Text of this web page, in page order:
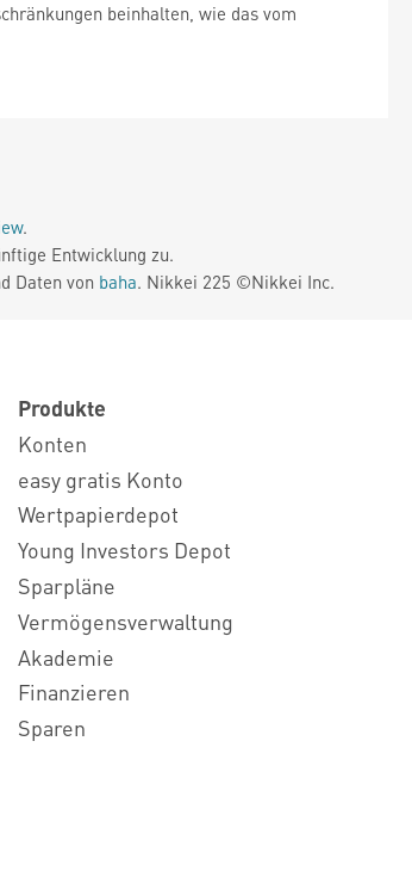
beinhalten, wie das vom
.
Entwicklung zu.
Daten von baha. Nikkei 225 ©Nikkei Inc.
Produkte
Konten
easy gratis Konto
Wertpapierdepot
Young Investors Depot
Sparpläne
Vermögensverwaltung
Akademie
Finanzieren
Sparen